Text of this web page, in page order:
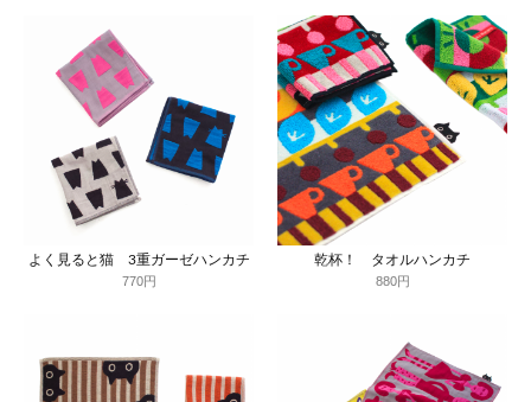
よく見ると猫 3重ガーゼハンカチ
770円
乾杯！ タオルハンカチ
880円